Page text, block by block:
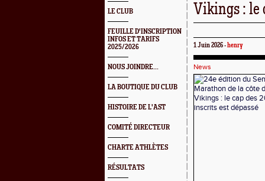
LE CLUB
FEUILLE D'INSCRIPTION
INFOS ET TARIFS
2025/2026
NOUS JOINDRE...
LA BOUTIQUE DU CLUB
HISTOIRE DE L'AST
COMITÉ DIRECTEUR
CHARTE ATHLÈTES
RÉSULTATS
Vikings : le
1 Juin 2026 -henry
News